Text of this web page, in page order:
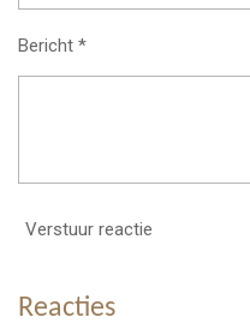
Bericht *
Verstuur reactie
Reacties